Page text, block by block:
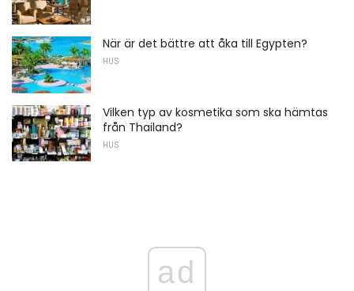
När är det bättre att åka till Egypten?
HUS
Vilken typ av kosmetika som ska hämtas
från Thailand?
HUS
ad